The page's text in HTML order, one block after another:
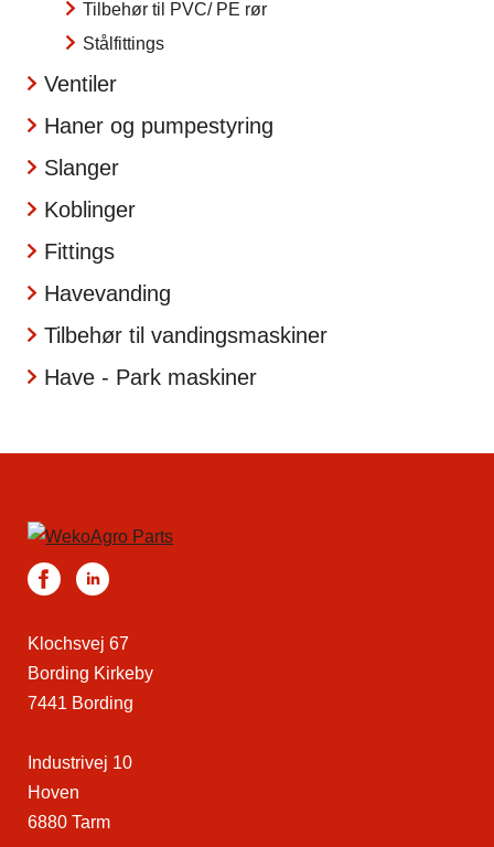
Tilbehør til PVC/ PE rør
Stålfittings
Ventiler
Haner og pumpestyring
Slanger
Koblinger
Fittings
Havevanding
Tilbehør til vandingsmaskiner
Have - Park maskiner
Klochsvej 67
Bording Kirkeby
7441 Bording
Industrivej 10
Hoven
6880 Tarm